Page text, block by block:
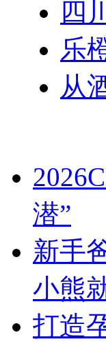
四
乐
从
潜”
新手
小熊
打造